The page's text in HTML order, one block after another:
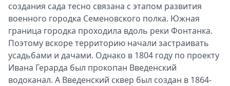
создания сада тесно связана с этапом развития
военного городка Семеновского полка. Южная
граница городка проходила вдоль реки Фонтанка.
Поэтому вскоре территорию начали застраивать
усадьбами и дачами. Однако в 1804 году по проекту
Ивана Герарда был прокопан Введенский
водоканал. А Введенский сквер был создан в 1864-